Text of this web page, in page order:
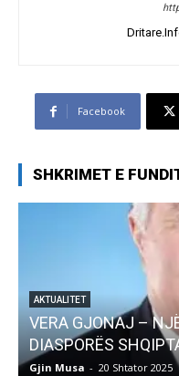
Facebook
SHKRIMET E
I NJOHUR I
NË ITALI